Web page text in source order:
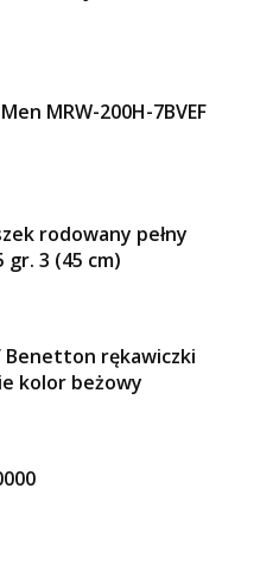
MRW-200H-7BVEF
rodowany pełny
gr. 3 (45 cm)
Benetton rękawiczki
kolor beżowy